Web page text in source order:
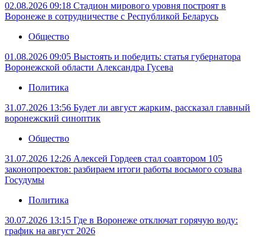
02.08.2026 09:18 Стадион мирового уровня построят в
Воронеже в сотрудничестве с Республикой Беларусь
Общество
01.08.2026 09:05 Выстоять и победить: статья губернатора
Воронежской области Александра Гусева
Политика
31.07.2026 13:56 Будет ли август жарким, рассказал главный
воронежский синоптик
Общество
31.07.2026 12:26 Алексей Гордеев стал соавтором 105
законопроектов: разбираем итоги работы восьмого созыва
Госудумы
Политика
30.07.2026 13:15 Где в Воронеже отключат горячую воду:
график на август 2026